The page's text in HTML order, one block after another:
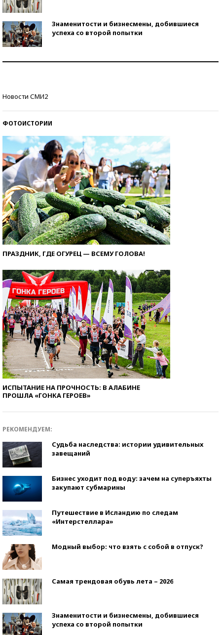
Знаменитости и бизнесмены, добившиеся
успеха со второй попытки
Новости СМИ2
ФОТОИСТОРИИ
ПРАЗДНИК, ГДЕ ОГУРЕЦ — ВСЕМУ ГОЛОВА!
ИСПЫТАНИЕ НА ПРОЧНОСТЬ: В АЛАБИНЕ
ПРОШЛА «ГОНКА ГЕРОЕВ»
РЕКОМЕНДУЕМ:
Судьба наследства: истории удивительных
завещаний
Бизнес уходит под воду: зачем на суперъяхты
закупают субмарины
Путешествие в Исландию по следам
«Интерстеллара»
Модный выбор: что взять с собой в отпуск?
Самая трендовая обувь лета – 2026
Знаменитости и бизнесмены, добившиеся
успеха со второй попытки